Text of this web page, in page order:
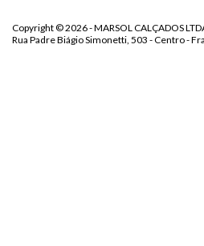
Copyright © 2026 - MARSOL CALÇADOS
Rua Padre Biágio Simonetti, 503 - Centro -